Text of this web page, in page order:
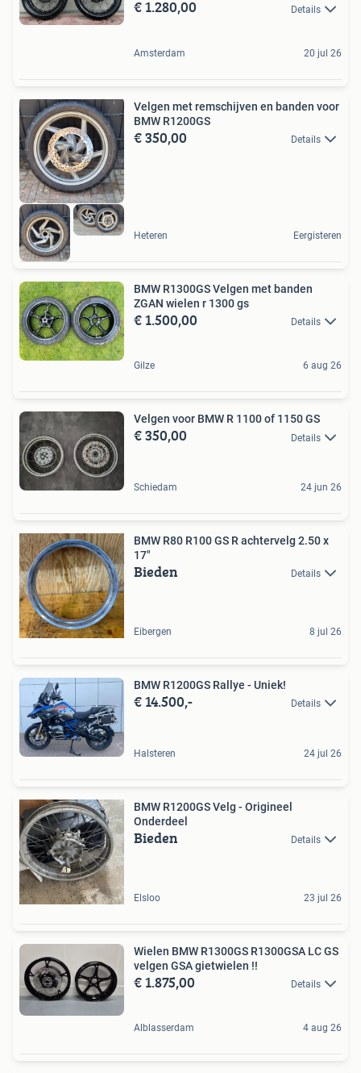
€ 1.280,00 Details
Amsterdam 20 jul 26
Velgen met remschijven en banden voor
BMW R1200GS
€ 350,00 Details
Heteren Eergisteren
BMW R1300GS Velgen met banden
ZGAN wielen r 1300 gs
€ 1.500,00 Details
Gilze 6 aug 26
Velgen voor BMW R 1100 of 1150 GS
€ 350,00 Details
Schiedam 24 jun 26
BMW R80 R100 GS R achtervelg 2.50 x
17"
Bieden Details
Eibergen 8 jul 26
BMW R1200GS Rallye - Uniek!
€ 14.500,- Details
Halsteren 24 jul 26
BMW R1200GS Velg - Origineel
Onderdeel
Bieden Details
Elsloo 23 jul 26
Wielen BMW R1300GS R1300GSA LC GS
velgen GSA gietwielen !!
€ 1.875,00 Details
Alblasserdam 4 aug 26